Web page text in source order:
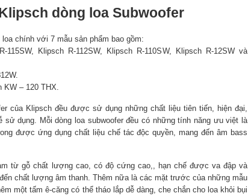
dòng loa Subwoofer
loa chính với 7 mẫu sản phẩm bao gồm:
115SW, Klipsch R-112SW, Klipsch R-110SW, Klipsch R-12SW và
– 120 THX.
của Klipsch đều được sử dụng những chất liệu tiên tiến, hiện đại,
sử dụng. Mỗi dòng loa subwoofer đều có những tính năng ưu việt là
được ứng dụng chất liệu chế tác độc quyền, mang đến âm bass
từ gỗ chất lượng cao, có độ cứng cao,, hạn chế được va đập và
chất lượng âm thanh. Thêm nữa là các mặt trước của những mẫu
một tấm ê-căng có thể tháo lắp dễ dàng, che chắn cho loa khỏi bụi